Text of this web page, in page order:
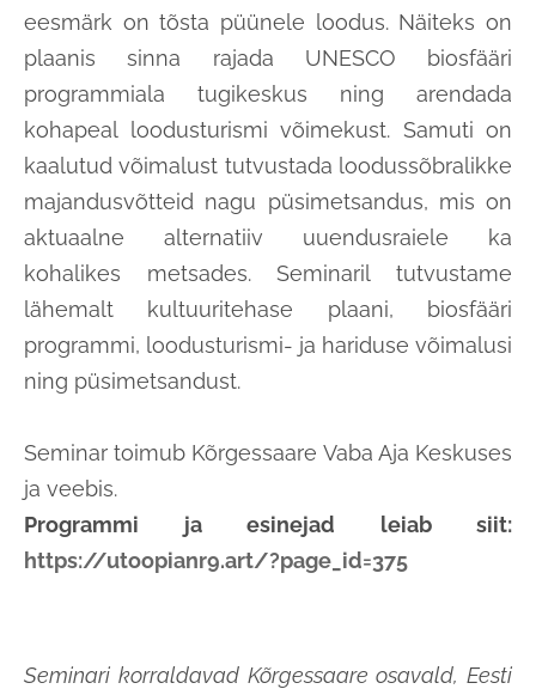
eesmärk on tõsta püünele loodus. Näiteks on
plaanis sinna rajada UNESCO biosfääri
programmiala tugikeskus ning arendada
kohapeal loodusturismi võimekust. Samuti on
kaalutud võimalust tutvustada loodussõbralikke
majandusvõtteid nagu püsimetsandus, mis on
aktuaalne alternatiiv uuendusraiele ka
kohalikes metsades. Seminaril tutvustame
lähemalt kultuuritehase plaani, biosfääri
programmi, loodusturismi- ja hariduse võimalusi
ning püsimetsandust.
Seminar toimub Kõrgessaare Vaba Aja Keskuses
ja veebis.
Programmi ja esinejad leiab siit:
https://utoopianr9.art/?page_id=375
Seminari korraldavad Kõrgessaare osavald, Eesti